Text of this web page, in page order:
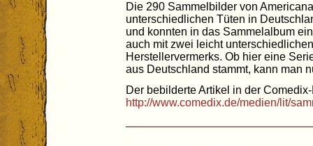
Die 290 Sammelbilder von
unterschiedlichen Tüten in
und konnten in das Sammelalbum
auch mit zwei leicht
Herstellervermerks. Ob hier eine
aus Deutschland stammt, kann man
Der bebilderte Artikel in der
http://www.comedix.de/medien/lit/